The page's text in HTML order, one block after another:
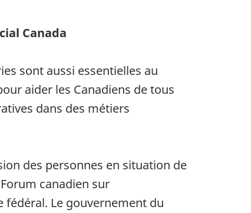
Canada
sont aussi essentielles au
aider les Canadiens de tous
dans des métiers
des personnes en situation de
canadien sur
fédéral. Le gouvernement du